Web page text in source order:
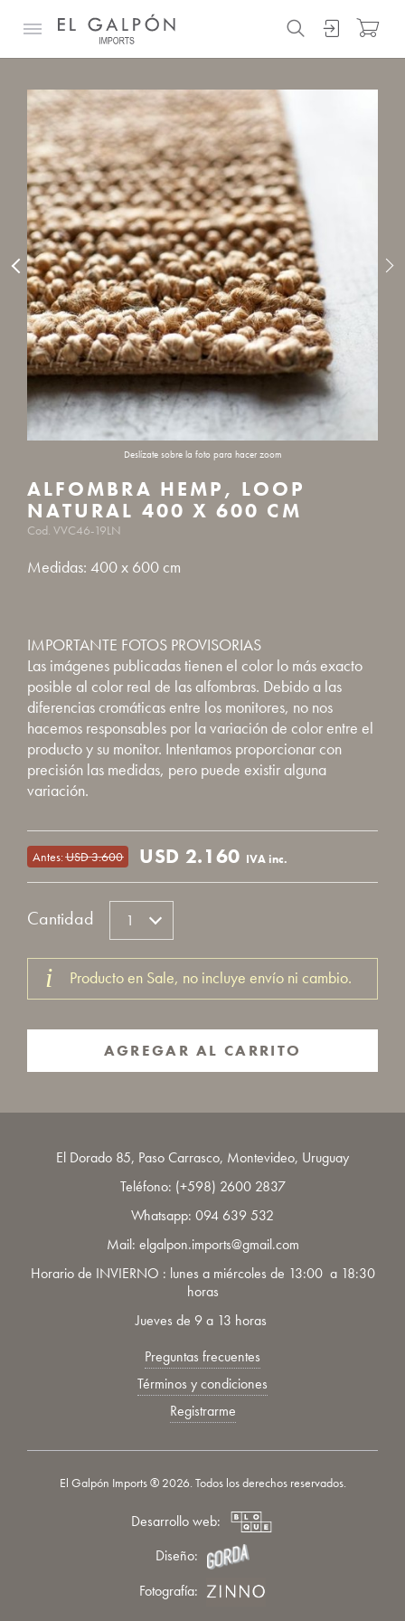
ALFOMBRA HEMP, LOOP
NATURAL 400 X 600 CM
Cod. VVC46-19LN
Medidas: 400 x 600 cm
IMPORTANTE FOTOS PROVISORIAS
Las imágenes publicadas tienen el color lo más exacto
posible al color real de las alfombras. Debido a las
diferencias cromáticas entre los monitores, no nos
hacemos responsables por la variación de color entre el
producto y su monitor. Intentamos proporcionar con
precisión las medidas, pero puede existir alguna
variación.
Antes:USD3.600 USD 2.160 IVA inc.
Cantidad
Producto en Sale, no incluye envío ni cambio.
AGREGAR AL CARRITO
El Dorado 85, Paso Carrasco, Montevideo, Uruguay
Teléfono: (+598) 2600 2837
Whatsapp: 094 639 532
Mail: elgalpon.imports@gmail.com
Horario de INVIERNO : lunes a miércoles de 13:00 a 18:30
horas
Jueves de 9 a 13 horas
Preguntas frecuentes
Términos y condiciones
Registrarme
El Galpón Imports ® 2026. Todos los derechos reservados.
Desarrollo web:
Diseño:
Fotografía: